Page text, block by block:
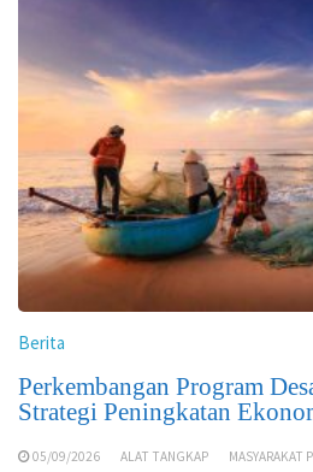
Berita
Perkembangan Program
Strategi Peningkatan
05/09/2026 ALAT TANGKAP MASYARAKAT